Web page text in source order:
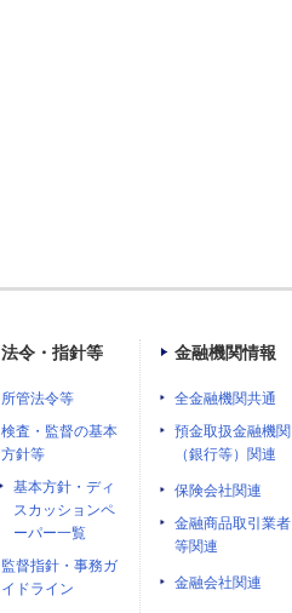
法令・指針等
所管法令等
検査・監督の基本
方針等
基本方針・ディ
スカッションペ
ーパー一覧
監督指針・事務ガ
イドライン
金融機関情報
全金融機関共通
預金取扱金融機関
（銀行等）関連
保険会社関連
金融商品取引業者
等関連
金融会社関連